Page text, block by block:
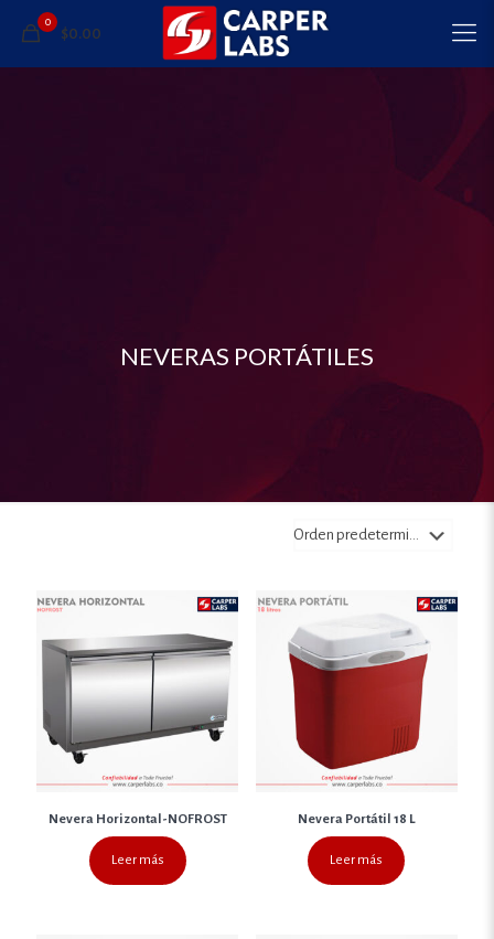
0
$0.00
NEVERAS PORTÁTILES
Nevera Horizontal-NOFROST
Leer más
Nevera Portátil 18 L
Leer más